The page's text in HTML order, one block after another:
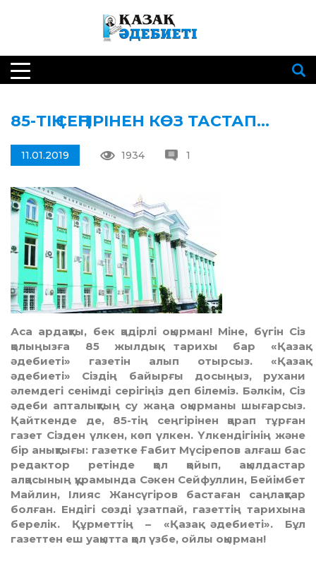
85-ТІҢ СЕҢГІРІНЕН КӨЗ ТАСТАП…
11.01.2019 1934 1
Аса ардақты, бек қадірлі оқырман! Міне, бүгін Сіз
қолыңызға 85 жылдық тарихы бар «Қазақ
әдебиеті» газетін алып отырсыз. «Қазақ
әдебиеті» Сіздің байырғы досыңыз, рухани
әлемдегі сенімді серігіңіз деп білеміз. Бәлкім, Сіз
әдеби апталықтың су жаңа оқырманы шығарсыз.
Қайткенде де, 85-тің сеңгірінен қарап тұрған
газет Сізден үлкен, көп үлкен. Үлкендігінің және
бір анықтығы: газетке Ғабит Мүсірепов алғаш бас
редактор ретінде қол қойып, ақылдастар
алқасының құрамында Сәкен Сейфуллин, Бейімбет
Майлин, Ілияс Жансүгіров бастаған саңлақтар
болған. Ендігі сөзді ұзатпай, газеттің тарихына
берелік. Құрметтің – «Қазақ әдебиеті». Бұл
газеттен еш уақытта қол үзбе, ойлы оқырман!